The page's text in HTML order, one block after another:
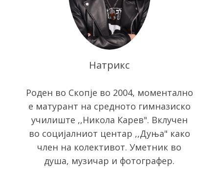
Натрикс
Роден во Скопје во 2004, моментално
е матурант на средното гимназиско
училиште ,,Никола Карев". Вклучен
во социјалниот центар ,,Дуња" како
член на колективот. Уметник во
душа, музичар и фотографер.
S
e
a
c